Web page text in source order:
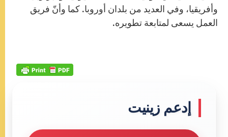
وأفريقيا، وفي العديد من بلدان أوروبا. كما وأنّ فريق
العمل يسعى لمتابعة تطويره.
إدعم زينيت